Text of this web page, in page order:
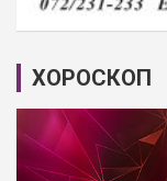
ХОРОСКОП